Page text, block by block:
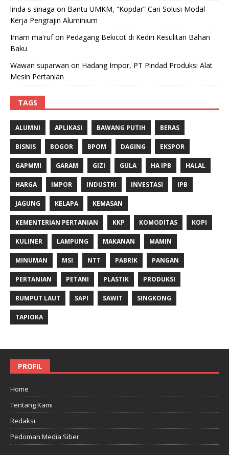
linda s sinaga on Bantu UMKM, “Kopdar” Cari Solusi Modal
Kerja Pengrajin Aluminium
Imam ma'rufon Pedagang Bekicot di Kediri Kesulitan Bahan
Baku
Wawan suparwan on Hadang Impor, PT Pindad Produksi Alat
Mesin Pertanian
TAGS
ALUMNI APLIKASI BAWANG PUTIH BERAS
BISNIS BOGOR BPOM DAGING EKSPOR
GAPMMI GARAM GIZI GULA HA IPB HALAL
HARGA IMPOR INDUSTRI INVESTASI IPB
JAGUNG KELAPA KEMASAN
KEMENTERIAN PERTANIAN KKP KOMODITAS KOPI
KULINER LAMPUNG MAKANAN MAMIN
MINUMAN MSI NTT PABRIK PANGAN
PERTANIAN PETANI PLASTIK PRODUKSI
RUMPUT LAUT SAPI SAWIT SINGKONG
TAPIOKA
PROFIL
Home
Tentang Kami
Redaksi
Pedoman Media Siber